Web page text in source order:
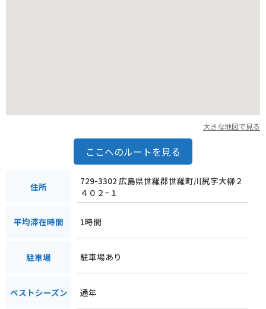
大きな地図で見る
ここへのルートを見る
住所
729-3302 広島県世羅郡世羅町川尻字大柳２
４０２−１
平均滞在時間 1時間
駐車場 駐車場あり
ベストシーズン 通年